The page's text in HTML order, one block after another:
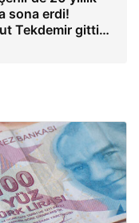
sona erdi!
Tekdemir gitti…